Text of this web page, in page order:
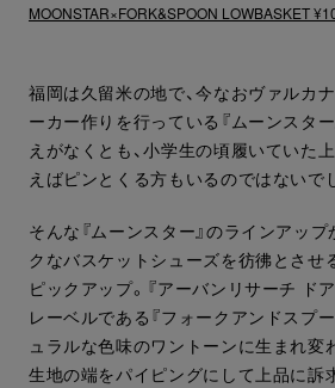
MOONSTAR×FORK&SPOON LOWBASKET
福岡は久留米の地で、今なおヴァルカ
ーカー作りを行っている『ムーンスタ
えがなくとも、小学生の頃履いていた
えばピンとくる方もいるのではないで
そんな『ムーンスター』のラインアップ
クなバスケットシューズを彷彿とさせ
ピックアップ。『アーバンリサーチ ド
レーベルである『フォークアンドスプ
ュラルな色味のワントーンに生まれ変
生地の端をパイピングにして上品に訴